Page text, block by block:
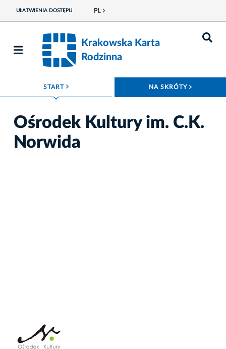
UŁATWIENIA DOSTĘPU PL
Krakowska Karta
Rodzinna
START ROZWIŃ MENU NA SKRÓTY
Ośrodek Kultury im. C.K.
Norwida